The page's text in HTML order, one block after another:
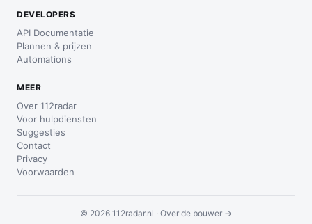
DEVELOPERS
API Documentatie
Plannen & prijzen
Automations
MEER
Over 112radar
Voor hulpdiensten
Suggesties
Contact
Privacy
Voorwaarden
© 2026 112radar.nl · Over de bouwer →